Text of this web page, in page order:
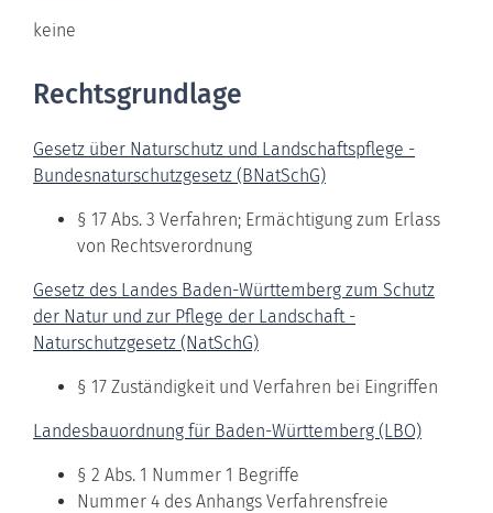
keine
Rechtsgrundlage
Gesetz über Naturschutz und Landschaftspflege -
Bundesnaturschutzgesetz (BNatSchG)
§ 17 Abs. 3 Verfahren; Ermächtigung zum Erlass
von Rechtsverordnung
Gesetz des Landes Baden-Württemberg zum Schutz
der Natur und zur Pflege der Landschaft -
Naturschutzgesetz (NatSchG)
§ 17 Zuständigkeit und Verfahren bei Eingriffen
Landesbauordnung für Baden-Württemberg (LBO)
§ 2 Abs. 1 Nummer 1 Begriffe
Nummer 4 des Anhangs Verfahrensfreie